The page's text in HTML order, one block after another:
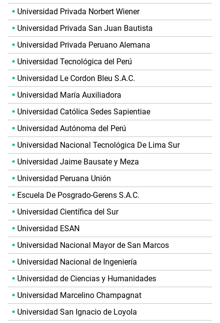
Universidad Privada Norbert Wiener
Universidad Privada San Juan Bautista
Universidad Privada Peruano Alemana
Universidad Tecnológica del Perú
Universidad Le Cordon Bleu S.A.C.
Universidad María Auxiliadora
Universidad Católica Sedes Sapientiae
Universidad Autónoma del Perú
Universidad Nacional Tecnológica De Lima Sur
Universidad Jaime Bausate y Meza
Universidad Peruana Unión
Escuela De Posgrado-Gerens S.A.C.
Universidad Científica del Sur
Universidad ESAN
Universidad Nacional Mayor de San Marcos
Universidad Nacional de Ingeniería
Universidad de Ciencias y Humanidades
Universidad Marcelino Champagnat
Universidad San Ignacio de Loyola